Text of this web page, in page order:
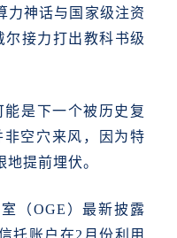
力神话与国家级注资
接力打出教科书级
能是下一个被历史复
空穴来风，因为特
提前埋伏。
（OGE）最新披露
托账户在2月份利用